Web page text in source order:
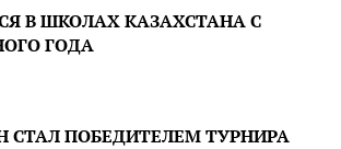
В ШКОЛАХ КАЗАХСТАНА С
ГОДА
СТАЛ ПОБЕДИТЕЛЕМ ТУРНИРА